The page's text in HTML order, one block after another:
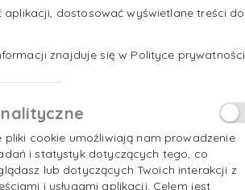
dostosować wyświetlane treści do
znajduje się w Polityce prywatności
pliki cookie umożliwiają nam prowadzenie
i statystyk dotyczących tego, co
lub dotyczących Twoich interakcji z
i usługami aplikacji. Celem jest